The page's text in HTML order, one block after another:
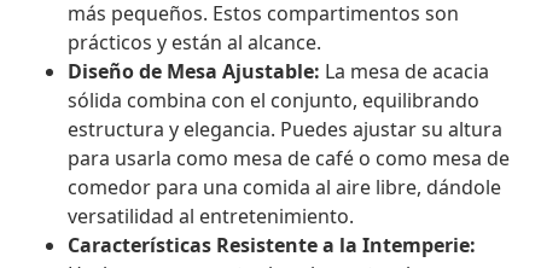
más pequeños. Estos compartimentos son
prácticos y están al alcance.
Diseño de Mesa Ajustable: La mesa de acacia
sólida combina con el conjunto, equilibrando
estructura y elegancia. Puedes ajustar su altura
para usarla como mesa de café o como mesa de
comedor para una comida al aire libre, dándole
versatilidad al entretenimiento.
Características Resistente a la Intemperie: